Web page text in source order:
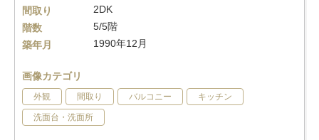
間取り
2DK
階数
5/5階
築年月
1990年12月
画像カテゴリ
外観 間取り バルコニー キッチン
洗面台・洗面所